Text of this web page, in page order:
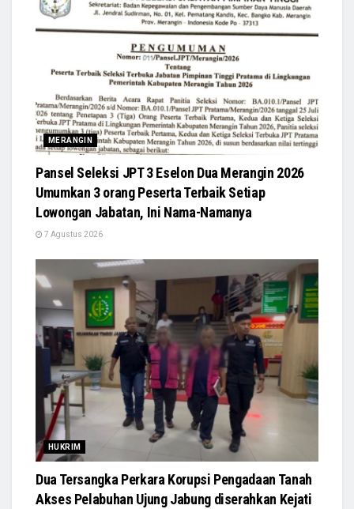
MERANGIN
Pansel Seleksi JPT 3 Eselon Dua Merangin 2026
Umumkan 3 orang Peserta Terbaik Setiap
Lowongan Jabatan, Ini Nama-Namanya
7 Agustus 2026
HUKRIM
Dua Tersangka Perkara Korupsi Pengadaan Tanah
Akses Pelabuhan Ujung Jabung diserahkan Kejati